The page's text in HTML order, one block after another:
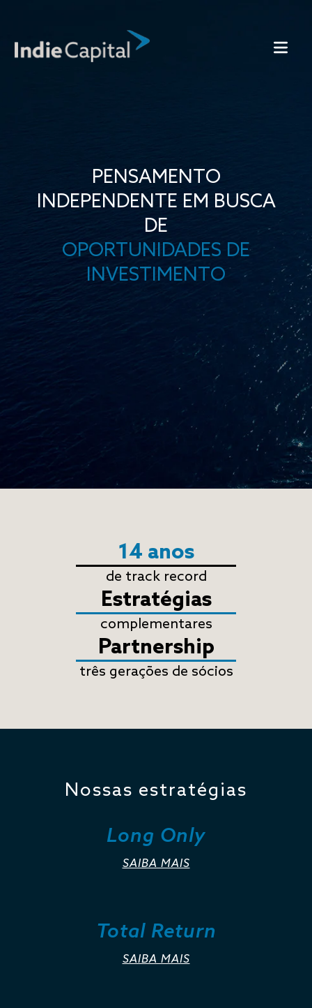
PENSAMENTO
INDEPENDENTE EM BUSCA
DE
OPORTUNIDADES DE
INVESTIMENTO
14 anos
de track record
Estratégias
complementares
Partnership
três gerações de sócios
Nossas estratégias
Long Only
SAIBA MAIS
Total Return
SAIBA MAIS